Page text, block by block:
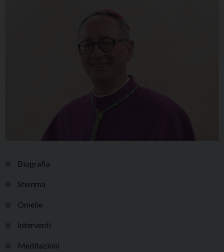
Biografia
Stemma
Omelie
Interventi
Meditazioni